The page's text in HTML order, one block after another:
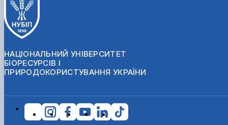
НАЦІОНАЛЬНИЙ УНІВЕРСИТЕТ
БІОРЕСУРСІВ І
ПРИРОДОКОРИСТУВАННЯ УКРАЇНИ